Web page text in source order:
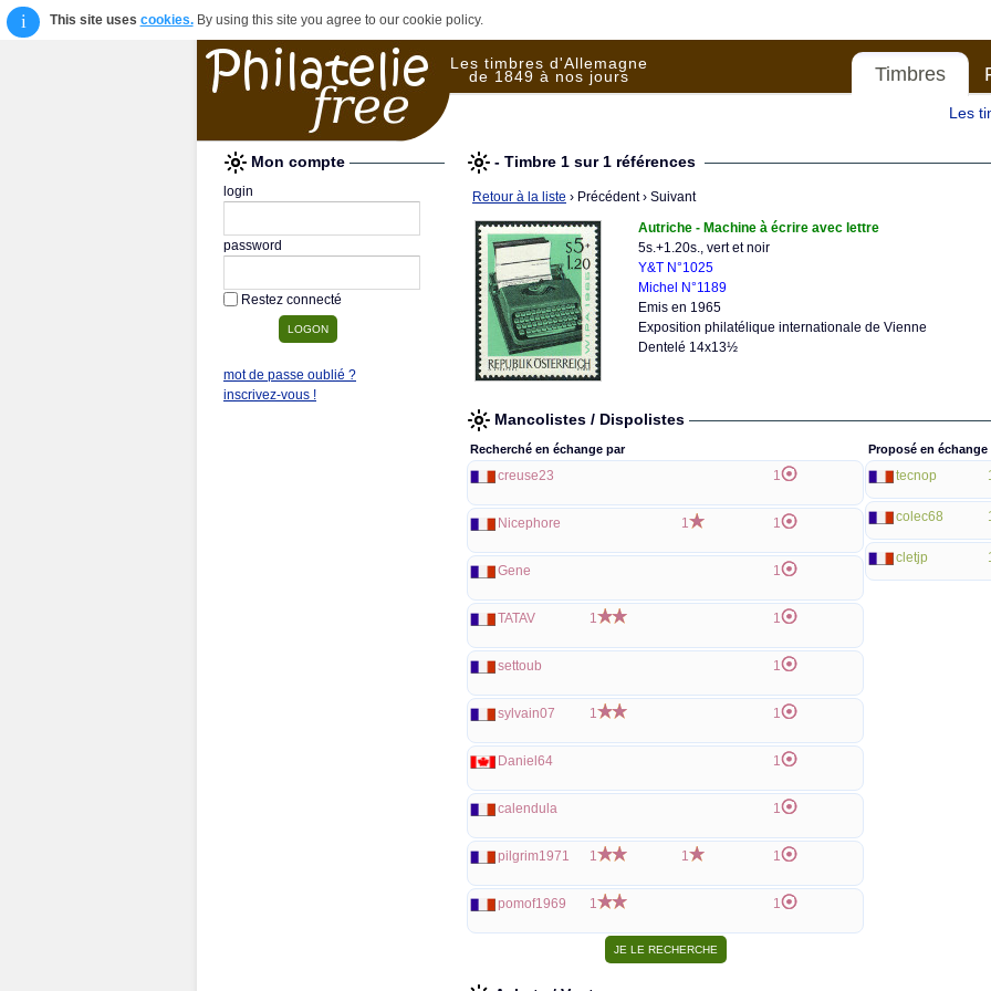
i This site uses cookies.By using this site you agree to our cookie policy.
Les timbres d'Allemagne
de 1849 à nos jours Timbres
Les
Mon compte
login
password
Restez connecté
mot de passe oublié ?
inscrivez-vous !
- Timbre 1 sur 1 références
Retour à la liste › Précédent› Suivant
Autriche - Machine à écrire avec lettre
5s.+1.20s., vert et noir
Y&T N°1025
Michel N°1189
Emis en 1965
Exposition philatélique internationale de Vienne
Dentelé 14x13½
Mancolistes / Dispolistes
Recherché en échange par
creuse23 1
Nicephore 1 1
Gene 1
TATAV 1 1
settoub 1
sylvain07 1 1
Daniel64 1
calendula 1
pilgrim1971 1 1 1
pomof1969 1 1
Proposé en échange
tecnop
colec68
cletjp